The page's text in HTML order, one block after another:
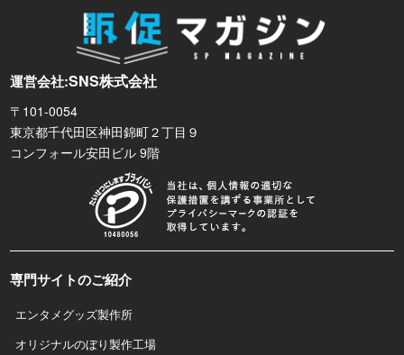
運営会社:SNS株式会社
〒101-0054
東京都千代田区神田錦町２丁目９
コンフォール安田ビル 9階
専門サイトのご紹介
エンタメグッズ製作所
オリジナルのぼり製作工場